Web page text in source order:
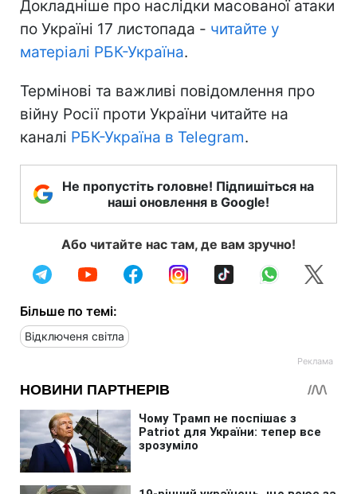
Докладніше про наслідки масованої атаки
по Україні 17 листопада - читайте у
матеріалі РБК-Україна.
Термінові та важливі повідомлення про
війну Росії проти України читайте на
каналі РБК-Україна в Telegram.
Не пропустіть головне! Підпишіться на
наші оновлення в Google!
Або читайте нас там, де вам зручно!
Більше по темі:
Відключеня світла